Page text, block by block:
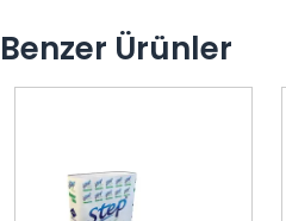
Benzer Ürünler